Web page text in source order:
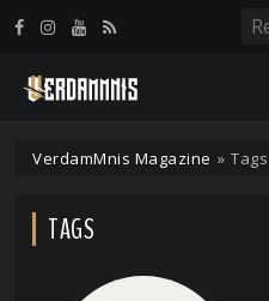
VerdamMnis Magazine » Tags
TAGS
Panneau de gestion des cookies